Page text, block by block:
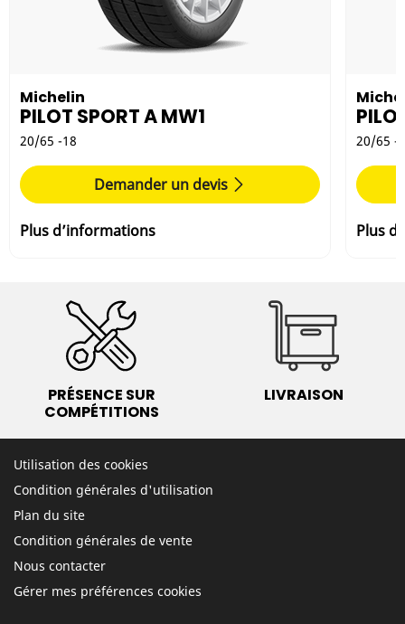
Michelin
PILOT SPORT A MW1
20/65 -18
Demander un devis
Plus d’informations
20/65 -
Plus
PRÉSENCE SUR
COMPÉTITIONS
LIVRAISON
Utilisation des cookies
Condition générales d'utilisation
Plan du site
Condition générales de vente
Nous contacter
Gérer mes préférences cookies